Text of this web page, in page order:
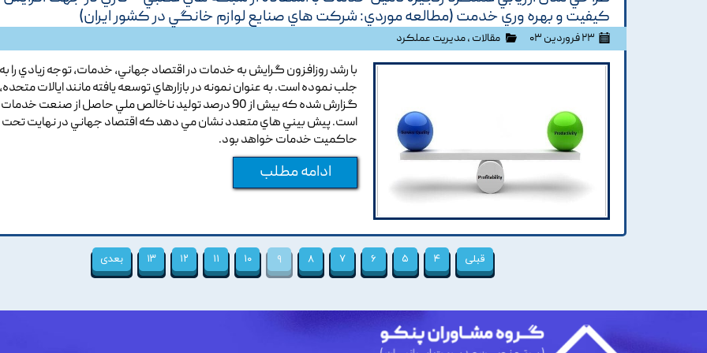
کيفيت و بهره وري خدمت (مطالعه موردي: شرکت هاي صنايع لوازم خانگي در کشور ايران)
۲۳ فروردین ۰۳ مقالات ،مدیریت عملکرد
با رشد روزافزون گرايش به خدمات در اقتصاد جهاني, خدمات, توجه زيادي را
جلب نموده است. به عنوان نمونه در بازارهاي توسعه يافته مانند ايالات متحده,
گزارش شده که بيش از 90 درصد توليد ناخالص ملي حاصل از صنعت خدمات
است. پيش بيني هاي متعدد نشان مي دهد که اقتصاد جهاني در نهايت تحت
حاکميت خدمات خواهد بود.
ادامه مطلب
قبلی ۴ ۵ ۶ ۷ ۸ ۹ ۱۰ ۱۱ ۱۲ ۱۳ بعدی